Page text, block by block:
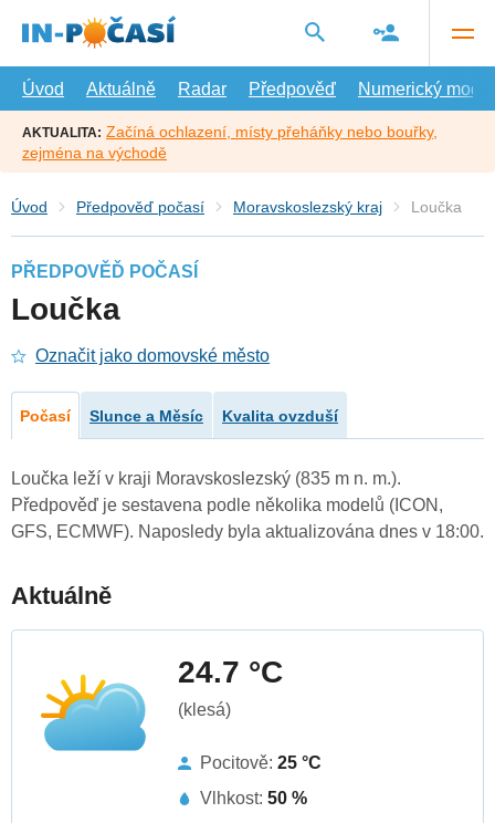
hlavní
Úvod
Aktuálně Radar Předpověď Numerický model
AKTUALITA: Začíná ochlazení, místy přeháňky nebo bouřky,
zejména na východě
Úvod Předpověď počasí Moravskoslezský kraj Loučka
PŘEDPOVĚĎ POČASÍ
Loučka
Označit jako domovské město
Počasí Slunce a Měsíc Kvalita ovzduší
Loučka leží v kraji Moravskoslezský (835 m n. m.).
Předpověď je sestavena podle několika modelů (ICON,
GFS, ECMWF). Naposledy byla aktualizována dnes v 18:00.
Aktuálně
24.7 °C
(klesá)
Pocitově: 25 °C
Vlhkost: 50 %